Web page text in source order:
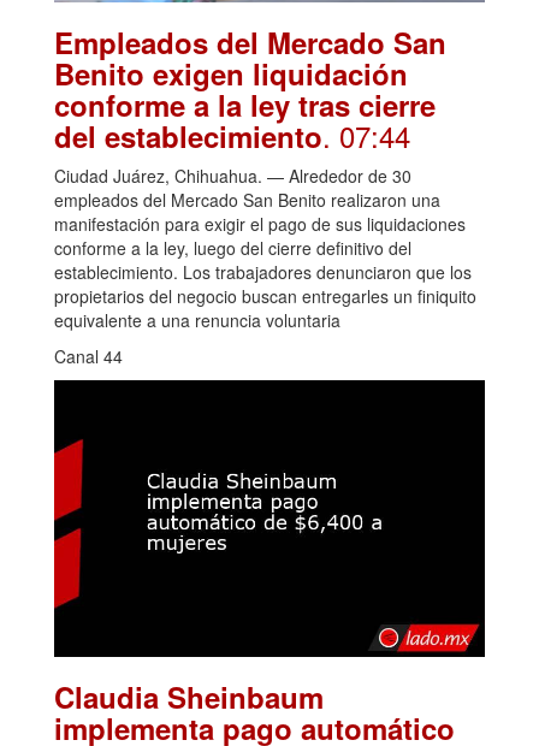
Empleados del Mercado San
Benito exigen liquidación
conforme a la ley tras cierre
del establecimiento. 07:44
Ciudad Juárez, Chihuahua. — Alrededor de 30
empleados del Mercado San Benito realizaron una
manifestación para exigir el pago de sus liquidaciones
conforme a la ley, luego del cierre definitivo del
establecimiento. Los trabajadores denunciaron que los
propietarios del negocio buscan entregarles un finiquito
equivalente a una renuncia voluntaria
Canal 44
Claudia Sheinbaum
implementa pago automático